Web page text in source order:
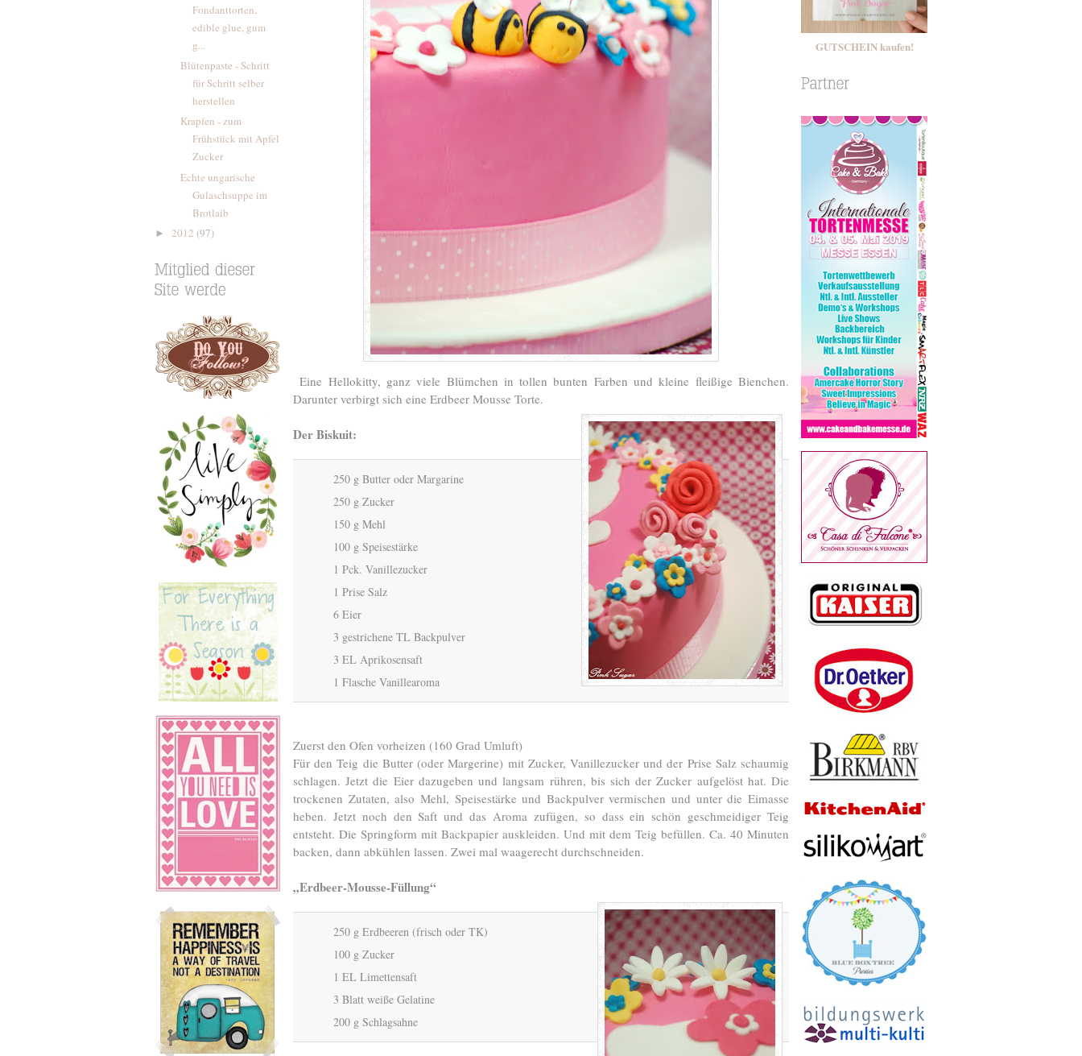
Fondanttorten,
edible glue, gum
g...
Blütenpaste - Schritt
für Schritt selber
herstellen
Krapfen - zum
Frühstück mit Apfel
Zucker
Echte ungarische
Gulaschsuppe im
Brotlaib
► 2012 (97)
Eine Hellokitty, ganz viele Blümchen in tollen bunten Farben und kleine fleißige Bienchen.
Darunter verbirgt sich eine Erdbeer Mousse Torte.
Der Biskuit:
250 g Butter oder Margarine
250 g Zucker
150 g Mehl
100 g Speisestärke
1 Pck. Vanillezucker
1 Prise Salz
6 Eier
3 gestrichene TL Backpulver
3 EL Aprikosensaft
1 Flasche Vanillearoma
Zuerst den Ofen vorheizen (160 Grad Umluft)
Für den Teig die Butter (oder Margerine) mit Zucker, Vanillezucker und der Prise Salz schaumig
schlagen. Jetzt die Eier dazugeben und langsam rühren, bis sich der Zucker aufgelöst hat. Die
trockenen Zutaten, also Mehl, Speisestärke und Backpulver vermischen und unter die Eimasse
heben. Jetzt noch den Saft und das Aroma zufügen, so dass ein schön geschmeidiger Teig
entsteht. Die Springform mit Backpapier auskleiden. Und mit dem Teig befüllen. Ca. 40 Minuten
backen, dann abkühlen lassen. Zwei mal waagerecht durchschneiden.
„Erdbeer-Mousse-Füllung“
250 g Erdbeeren (frisch oder TK)
100 g Zucker
1 EL Limettensaft
3 Blatt weiße Gelatine
200 g Schlagsahne
GUTSCHEIN kaufen!